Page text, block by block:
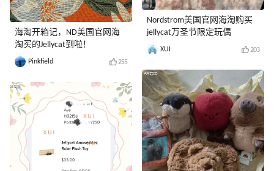
海淘开箱记，ND美国官网海
淘买的Jellycat到啦！
Pinkfield 255
Nordstrom美国官网海淘购买
jellycat万圣节限定玩偶
XUI 203